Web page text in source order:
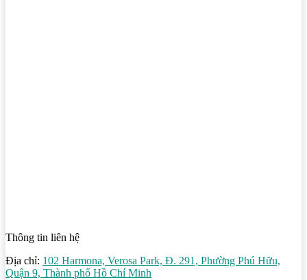
Thông tin liên hệ
Địa chỉ: 102 Harmona, Verosa Park, Đ. 291, Phường Phú Hữu,
Quận 9, Thành phố Hồ Chí Minh